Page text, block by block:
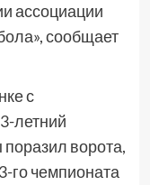
ассоциации
сообщает
с
летний
ворота,
го чемпионата